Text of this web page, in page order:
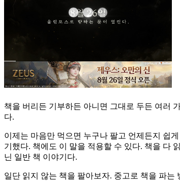
책을 버리든 기부하든 아니면 그대로 두든 여러
다.
이제는 마음만 먹으면 누구나 팔고 언제든지 쉽
기했다. 책에도 이 말을 적용할 수 있다. 책을 다
닌 일반 책 이야기다.
일단 읽지 않는 책을 팔아보자. 중고로 책을 파